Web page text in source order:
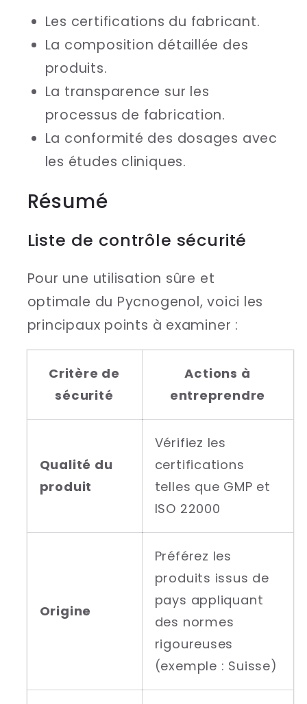
Les certifications du fabricant.
La composition détaillée des
produits.
La transparence sur les
processus de fabrication.
La conformité des dosages avec
les études cliniques.
Résumé
Liste de contrôle sécurité
Pour une utilisation sûre et
optimale du Pycnogenol, voici les
principaux points à examiner :
Critère de
sécurité
Actions à
entreprendre
Qualité du
produit
Vérifiez les
certifications
telles que GMP et
ISO 22000
Origine
Préférez les
produits issus de
pays appliquant
des normes
rigoureuses
(exemple : Suisse)